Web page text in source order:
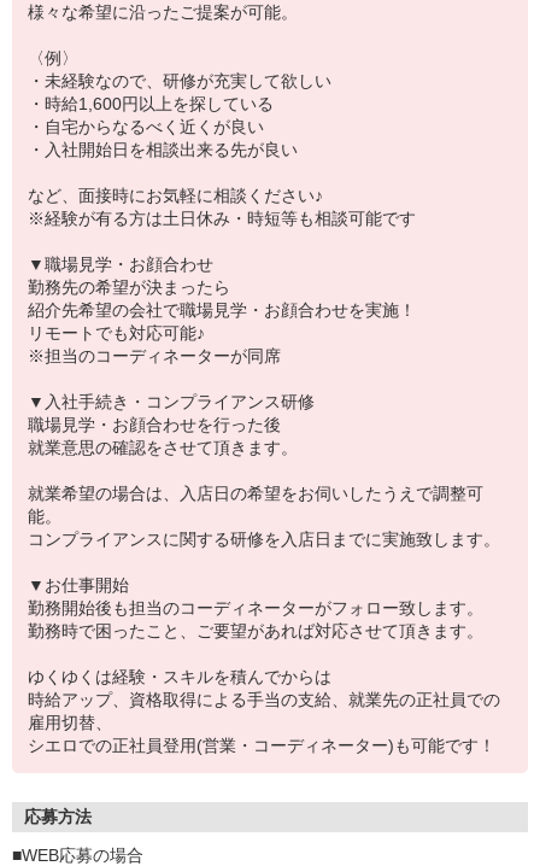
様々な希望に沿ったご提案が可能。
〈例〉
・未経験なので、研修が充実して欲しい
・時給1,600円以上を探している
・自宅からなるべく近くが良い
・入社開始日を相談出来る先が良い
など、面接時にお気軽に相談ください♪
※経験が有る方は土日休み・時短等も相談可能です
▼職場見学・お顔合わせ
勤務先の希望が決まったら
紹介先希望の会社で職場見学・お顔合わせを実施！
リモートでも対応可能♪
※担当のコーディネーターが同席
▼入社手続き・コンプライアンス研修
職場見学・お顔合わせを行った後
就業意思の確認をさせて頂きます。
就業希望の場合は、入店日の希望をお伺いしたうえで調整可
能。
コンプライアンスに関する研修を入店日までに実施致します。
▼お仕事開始
勤務開始後も担当のコーディネーターがフォロー致します。
勤務時で困ったこと、ご要望があれば対応させて頂きます。
ゆくゆくは経験・スキルを積んでからは
時給アップ、資格取得による手当の支給、就業先の正社員での
雇用切替、
シエロでの正社員登用(営業・コーディネーター)も可能です！
応募方法
■WEB応募の場合